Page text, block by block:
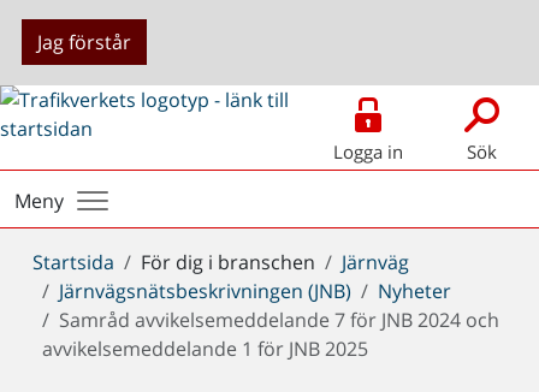
Jag förstår
Logga in Sök
Meny
Du
är
här:
Startsida För dig i branschen
Järnväg
Järnvägsnätsbeskrivningen (JNB)
Nyheter
Samråd avvikelsemeddelande 7 för JNB 2024 och
avvikelsemeddelande 1 för JNB 2025